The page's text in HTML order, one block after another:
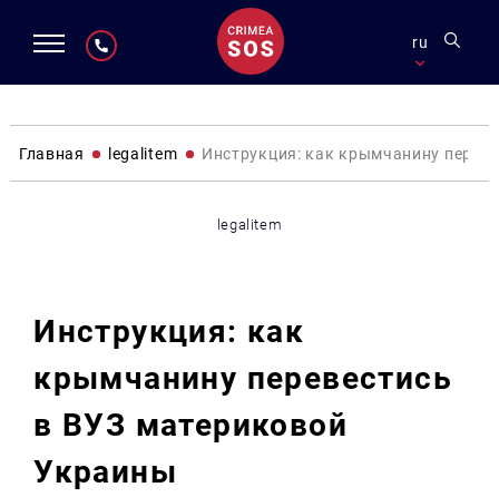
ru
Главная legalitem Инструкция: как крымчанину
legalitem
Инструкция: как
крымчанину перевестись
в ВУЗ материковой
Украины